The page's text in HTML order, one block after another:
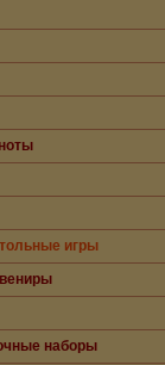
игры
наборы